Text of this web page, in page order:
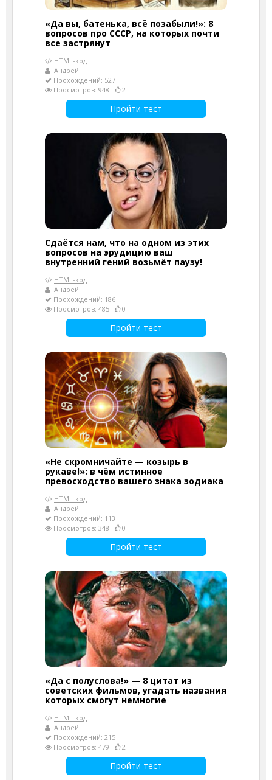
«Да вы, батенька, всё позабыли!»: 8
вопросов про СССР, на которых почти
все застрянут
HTML-код
Андрей
Прохождений: 527
Просмотров: 948
2
Пройти тест
Сдаётся нам, что на одном из этих
вопросов на эрудицию ваш
внутренний гений возьмёт паузу!
HTML-код
Андрей
Прохождений: 186
Просмотров: 485
0
Пройти тест
«Не скромничайте — козырь в
рукаве!»: в чём истинное
превосходство вашего знака зодиака
HTML-код
Андрей
Прохождений: 113
Просмотров: 348
0
Пройти тест
«Да с полуслова!» — 8 цитат из
советских фильмов, угадать названия
которых смогут немногие
HTML-код
Андрей
Прохождений: 215
Просмотров: 479
2
Пройти тест